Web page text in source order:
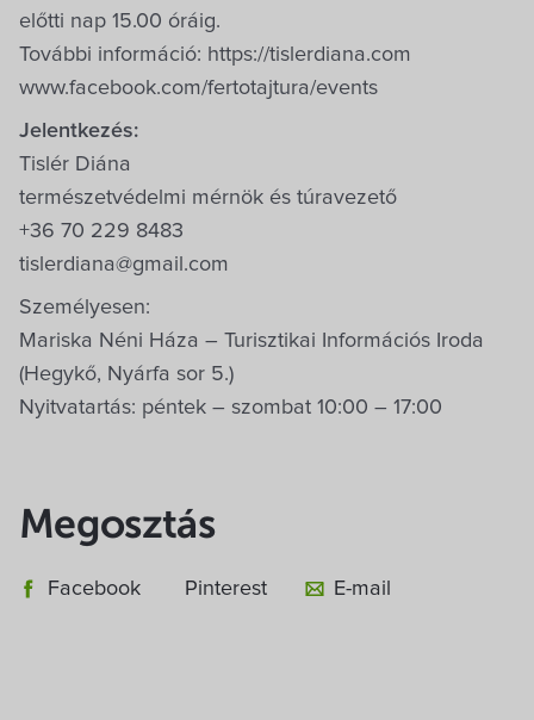
előtti nap 15.00 óráig.
További információ: https://tislerdiana.com
www.facebook.com/fertotajtura/events
Jelentkezés:
Tislér Diána
természetvédelmi mérnök és túravezető
+36 70 229 8483
tislerdiana@gmail.com
Személyesen:
Mariska Néni Háza – Turisztikai Információs Iroda
(Hegykő, Nyárfa sor 5.)
Nyitvatartás: péntek – szombat 10:00 – 17:00
Megosztás
Facebook Pinterest E-mail